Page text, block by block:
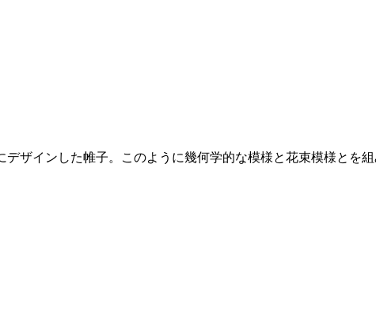
ザインした帷子。このように幾何学的な模様と花束模様とを